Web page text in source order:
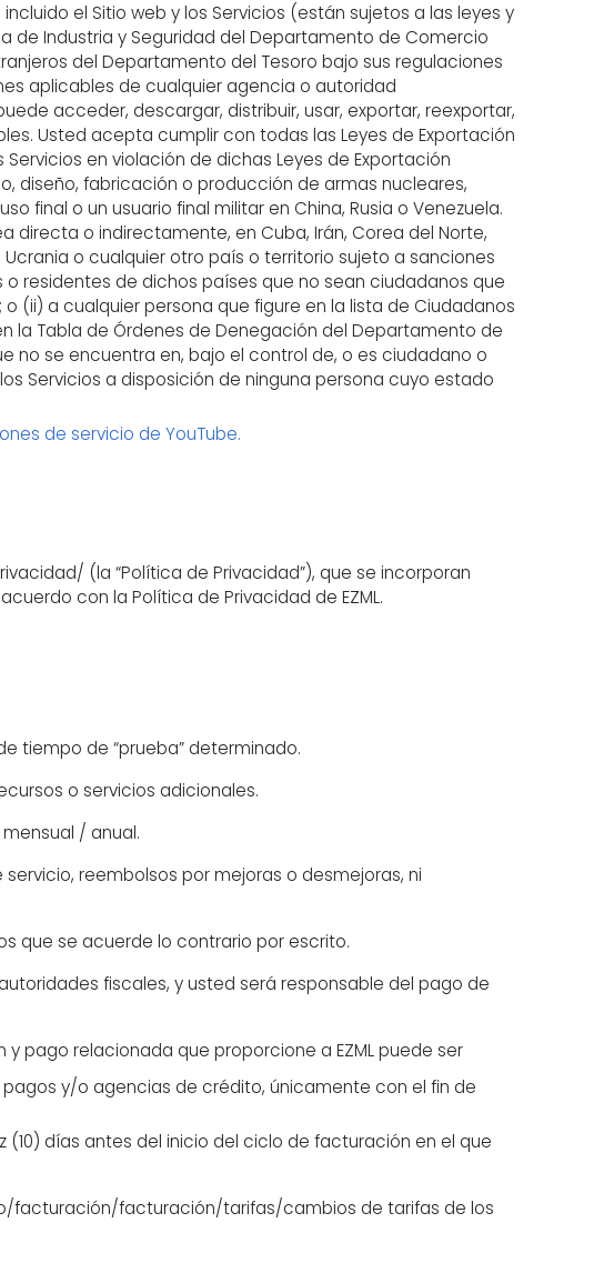
el Sitio web y los Servicios (están sujetos a las leyes y
de Industria y Seguridad del Departamento de Comercio
del Departamento del Tesoro bajo sus regulaciones
aplicables de cualquier agencia o autoridad
acceder, descargar, distribuir, usar, exportar, reexportar,
Usted acepta cumplir con todas las Leyes de Exportación
en violación de dichas Leyes de Exportación
diseño, fabricación o producción de armas nucleares,
final o un usuario final militar en China, Rusia o Venezuela.
directa o indirectamente, en Cuba, Irán, Corea del Norte,
o cualquier otro país o territorio sujeto a sanciones
residentes de dichos países que no sean ciudadanos que
(ii) a cualquier persona que figure en la lista de Ciudadanos
la Tabla de Órdenes de Denegación del Departamento de
no se encuentra en, bajo el control de, o es ciudadano o
Servicios a disposición de ninguna persona cuyo estado
de servicio de YouTube.
(la “Política de Privacidad”), que se incorporan
con la Política de Privacidad de EZML.
tiempo de “prueba” determinado.
o servicios adicionales.
/ anual.
reembolsos por mejoras o desmejoras, ni
que se acuerde lo contrario por escrito.
fiscales, y usted será responsable del pago de
relacionada que proporcione a EZML puede ser
y/o agencias de crédito, únicamente con el fin de
días antes del inicio del ciclo de facturación en el que
facturación/facturación/tarifas/cambios de tarifas de los